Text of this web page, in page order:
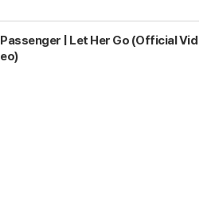
Passenger | Let Her Go (Official Vid
eo)